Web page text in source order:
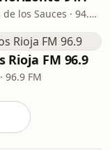
San Blas de los Sauces · 94.1 FM
Rioja FM 96.9
96.9 FM